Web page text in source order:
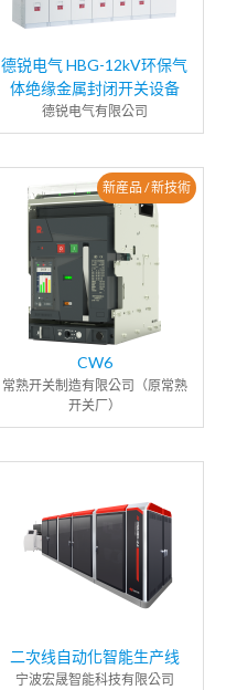
德锐电气 HBG-12kV环保气
体绝缘金属封闭开关设备
德锐电气有限公司
新産品 / 新技術
CW6
常熟开关制造有限公司（原常熟
开关厂）
二次线自动化智能生产线
宁波宏晟智能科技有限公司